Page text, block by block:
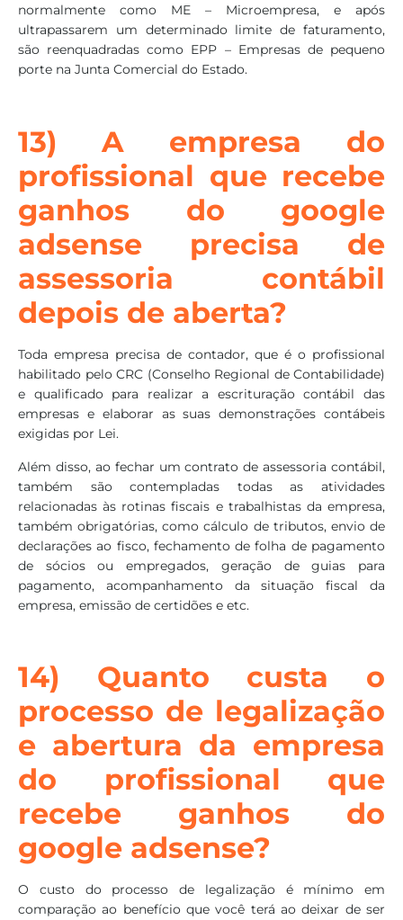
normalmente como ME – Microempresa, e após
ultrapassarem um determinado limite de faturamento,
são reenquadradas como EPP – Empresas de pequeno
porte na Junta Comercial do Estado.
13) A empresa do
profissional que recebe
ganhos do google
adsense precisa de
assessoria contábil
depois de aberta?
Toda empresa precisa de contador, que é o profissional
habilitado pelo CRC (Conselho Regional de Contabilidade)
e qualificado para realizar a escrituração contábil das
empresas e elaborar as suas demonstrações contábeis
exigidas por Lei.
Além disso, ao fechar um contrato de assessoria contábil,
também são contempladas todas as atividades
relacionadas às rotinas fiscais e trabalhistas da empresa,
também obrigatórias, como cálculo de tributos, envio de
declarações ao fisco, fechamento de folha de pagamento
de sócios ou empregados, geração de guias para
pagamento, acompanhamento da situação fiscal da
empresa, emissão de certidões e etc.
14) Quanto custa o
processo de legalização
e abertura da empresa
do profissional que
recebe ganhos do
google adsense?
O custo do processo de legalização é mínimo em
comparação ao benefício que você terá ao deixar de ser